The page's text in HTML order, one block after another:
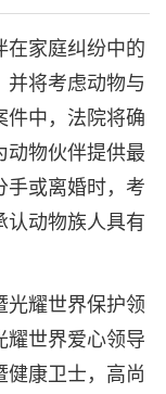
在家庭纠纷中的
将考虑动物与
件中，法院将确
动物伙伴提供最
手或离婚时，考
认动物族人具有
光耀世界保护领
耀世界爱心领导
康卫士，高尚